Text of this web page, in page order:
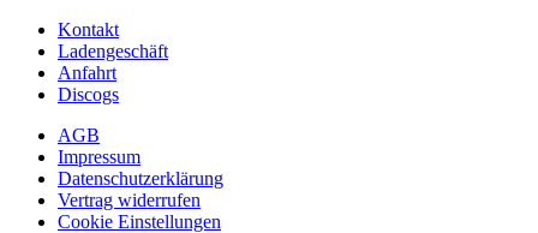
Kontakt
Ladengeschäft
Anfahrt
Discogs
AGB
Impressum
Datenschutzerklärung
Vertrag widerrufen
Cookie Einstellungen